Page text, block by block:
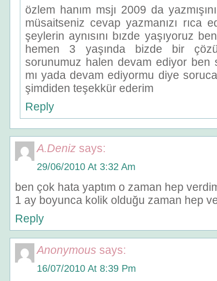
özlem hanım msjı 2009 da
müsaitseniz cevap yazmanızı rıca
şeylerin aynısını bızde yaşıyoruz
hemen 3 yaşında bizde bir
sorunumuz halen devam ediyor ben
mı yada devam ediyormu diye
şimdiden teşekkür ederim
Reply
A.Deniz says:
29/06/2010 At 3:32 Am
ben çok hata yaptım o zaman hep
1 ay boyunca kolik olduğu zaman hep
Reply
Anonymous says:
16/07/2010 At 8:39 Pm